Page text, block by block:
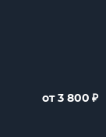
от 3 800 ₽